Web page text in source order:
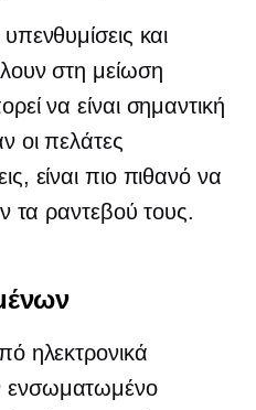
και
στη μείωση
να είναι σημαντική
οι πελάτες
είναι πιο πιθανό να
τα ραντεβού τους.
ηλεκτρονικά
ενσωματωμένο